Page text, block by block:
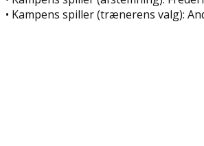
• Kampens spiller (trænerens valg):